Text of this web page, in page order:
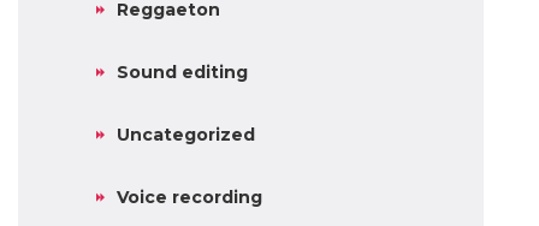
Reggaeton
Sound editing
Uncategorized
Voice recording